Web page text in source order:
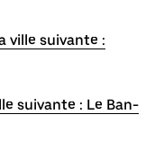
ville suivante :
suivante : Le Ban-